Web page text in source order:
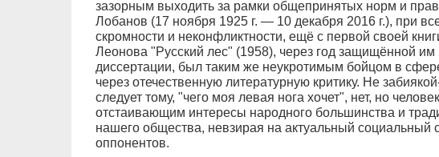
зазорным выходить за рамки общепринятых норм и
Лобанов (17 ноября 1925 г. — 10 декабря 2016 г.), при
скромности и неконфликтности, ещё с первой своей
Леонова "Русский лес" (1958), через год защищённой им
диссертации, был таким же неукротимым бойцом в
через отечественную литературную критику. Не
следует тому, "чего моя левая нога хочет", нет, но
отстаивающим интересы народного большинства и
нашего общества, невзирая на актуальный социальный
оппонентов.